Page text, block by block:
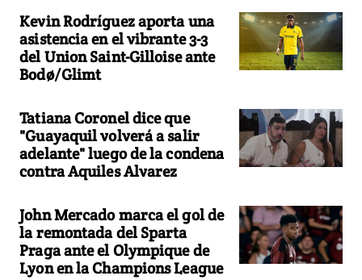
Kevin Rodríguez aporta una
asistencia en el vibrante 3-3
del Union Saint-Gilloise ante
Bodø/Glimt
Tatiana Coronel dice que
"Guayaquil volverá a salir
adelante" luego de la condena
contra Aquiles Alvarez
John Mercado marca el gol de
la remontada del Sparta
Praga ante el Olympique de
Lyon en la Champions League